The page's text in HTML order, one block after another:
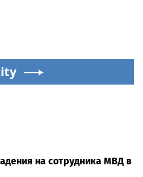
на сотрудника МВД в